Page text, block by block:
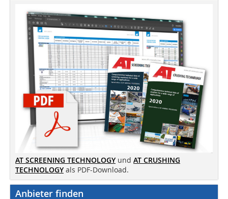
AT SCREENING TECHNOLOGY und AT CRUSHING
TECHNOLOGY als PDF-Download.
Anbieter finden